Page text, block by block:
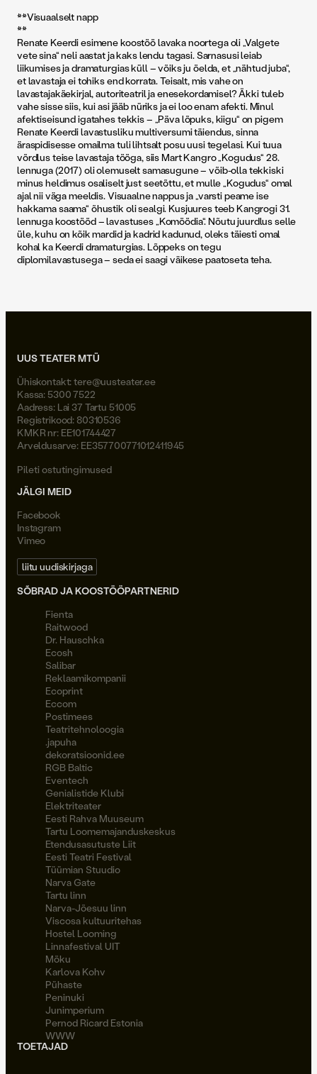
**Visuaalselt napp
**
Renate Keerdi esimene koostöö lavaka noortega oli „Valgete
vete sina“ neli aastat ja kaks lendu tagasi. Sarnasusi leiab
liikumises ja dramaturgias küll – võiks ju öelda, et „nähtud juba“,
et lavastaja ei tohiks end korrata. Teisalt, mis vahe on
lavastajakäekirjal, autoriteatril ja enesekordamisel? Äkki tuleb
vahe sisse siis, kui asi jääb nüriks ja ei loo enam afekti. Minul
afektiseisund igatahes tekkis – „Päva lõpuks, kiigu“ on pigem
Renate Keerdi lavastusliku multiversumi täiendus, sinna
äraspidisesse omailma tuli lihtsalt posu uusi tegelasi. Kui tuua
võrdlus teise lavastaja tööga, siis Mart Kangro „Kogudus“ 28.
lennuga (2017) oli olemuselt samasugune – võib-olla tekkiski
minus heldimus osaliselt just seetõttu, et mulle „Kogudus“ omal
ajal nii väga meeldis. Visuaalne nappus ja „varsti peame ise
hakkama saama“ õhustik oli sealgi. Kusjuures teeb Kangrogi 31.
lennuga koostööd – lavastuses „Komöödia“. Nõutu juurdlus selle
üle, kuhu on kõik mardid ja kadrid kadunud, oleks täiesti omal
kohal ka Keerdi dramaturgias. Lõppeks on tegu
diplomilavastusega – seda ei saagi väikese paatoseta teha.
UUS TEATER MTÜ
Ühiskontakt:tere@uusteater.ee
Kassa: 5300 7522
Aadress: Lai 37 Tartu 51005
Registrikood: 80310536
KMKR nr: EE101744427
Arveldusarve: EE357700771012411945
Pileti ostutingimused
JÄLGI MEID
Facebook
Instagram
Vimeo
liitu uudiskirjaga
SÕBRAD JA KOOSTÖÖPARTNERID
Fienta
Raitwood
Dr. Hauschka
Ecosh
Salibar
Reklaamikompanii
Ecoprint
Eccom
Postimees
Teatritehnoloogia
.japuha
dekoratsioonid.ee
RGB Baltic
Eventech
Genialistide Klubi
Elektriteater
Eesti Rahva Muuseum
Tartu Loomemajanduskeskus
Etendusasutuste Liit
Eesti Teatri Festival
Tüümian Stuudio
Narva Gate
Tartu linn
Narva-Jõesuu linn
Viscosa kultuuritehas
Hostel Looming
Linnafestival UIT
Möku
Karlova Kohv
Pühaste
Peninuki
Junimperium
Pernod Ricard Estonia
WWW
TOETAJAD